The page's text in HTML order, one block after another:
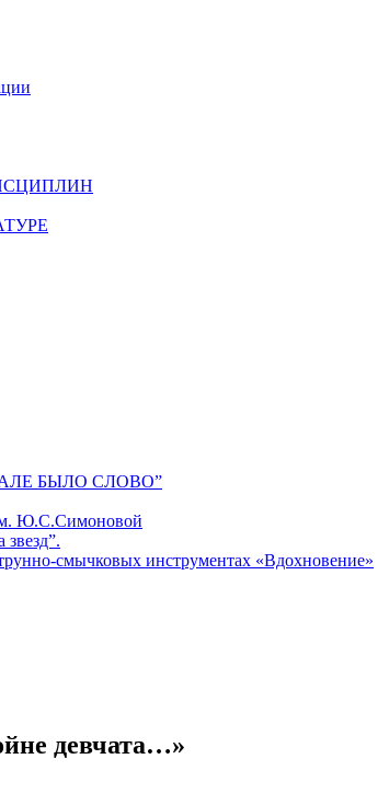
БЫЛО СЛОВО”
Ю.С.Симоновой
смычковых инструментах «Вдохновение»
девчата…»